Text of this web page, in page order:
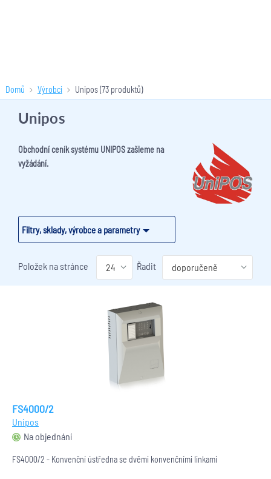
Domů Výrobci Unipos(73 produktů)
Filtry, sklady, výrobce a parametry
Unipos
Obchodní ceník systému UNIPOS zašleme na
vyžádání.
Položek na stránce Řadit
FS4000/2
Unipos
Na objednání
FS4000/2 - Konvenční ústředna se dvěmi konvenčními linkami